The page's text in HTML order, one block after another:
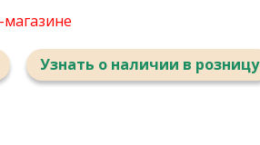
Узнать о наличии в розницу